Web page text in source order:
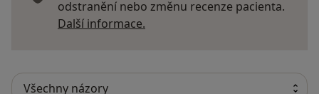
odstranění nebo změnu recenze pacienta.
Další informace.